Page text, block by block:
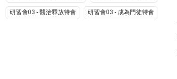
研習會03 - 醫治釋放特會 研習會03 - 成為門徒特會